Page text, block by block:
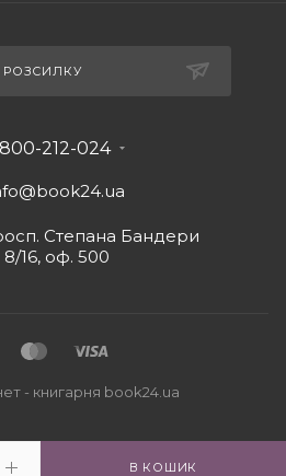
В КОШИК
РОЗСИЛКУ
212-024
Степана Бандери
8/16, оф. 500
- книгарня book24.ua